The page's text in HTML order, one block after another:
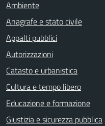
Ambiente
Anagrafe e stato civile
Appalti pubblici
Autorizzazioni
Catasto e urbanistica
Cultura e tempo libero
Educazione e formazione
Giustizia e sicurezza pubblica